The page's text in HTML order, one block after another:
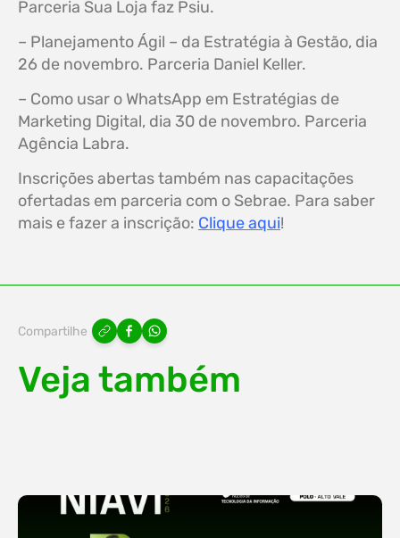
Parceria Sua Loja faz Psiu.
– Planejamento Ágil – da Estratégia à Gestão, dia
26 de novembro. Parceria Daniel Keller.
– Como usar o WhatsApp em Estratégias de
Marketing Digital, dia 30 de novembro. Parceria
Agência Labra.
Inscrições abertas também nas capacitações
ofertadas em parceria com o Sebrae. Para saber
mais e fazer a inscrição: Clique aqui!
Compartilhe
Veja também